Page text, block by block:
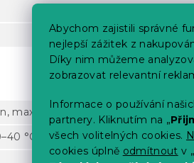
Abychom zajistili správné
nejlepší zážitek z
Díky nim můžeme
zobrazovat relevantní
Informace o používání
partnery. Kliknutím na „
všech volitelných cookies.
cookies úplně odmítnout v
maximálně 1× za 14 dní
°C (dle štítku výrobce)